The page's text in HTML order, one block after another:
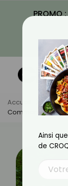
Accueil Actus
Comment Activer
Ainsi
de